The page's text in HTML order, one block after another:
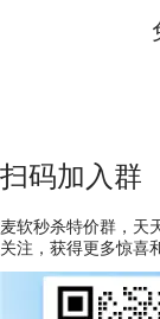
扫码加入群
麦软秒杀特价群，天
关注，获得更多惊喜